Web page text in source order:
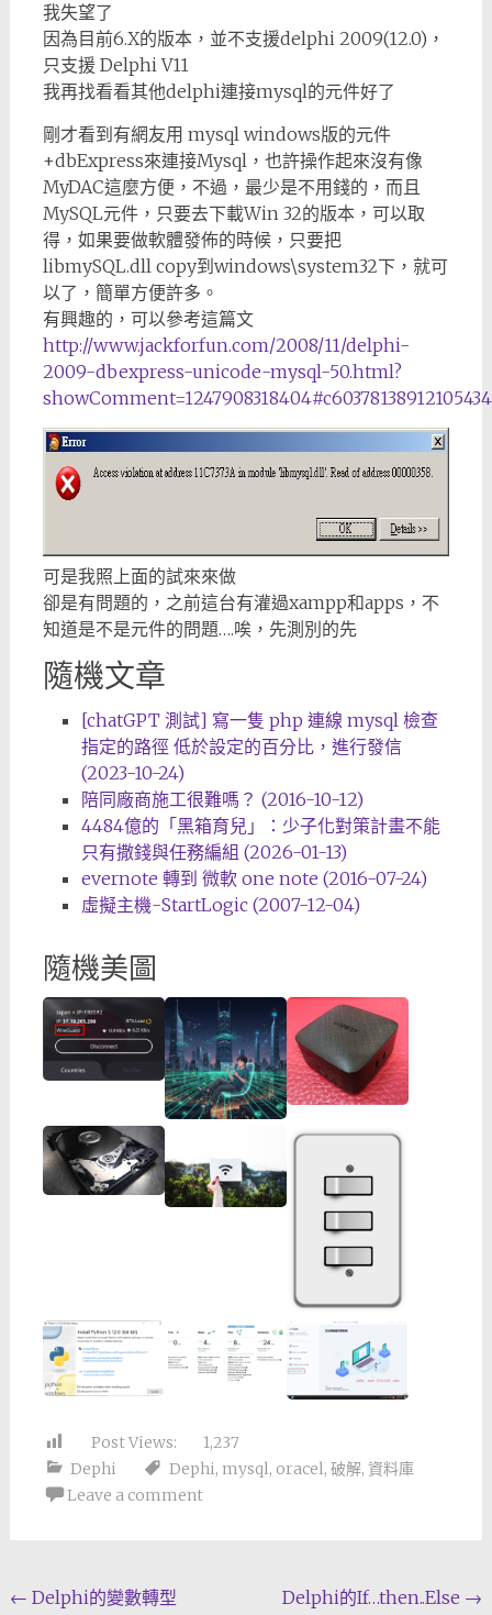
我失望了
因為目前6.X的版本，並不支援delphi 2009(12.0)，
只支援 Delphi V11
我再找看看其他delphi連接mysql的元件好了
剛才看到有網友用 mysql windows版的元件
+dbExpress來連接Mysql，也許操作起來沒有像
MyDAC這麼方便，不過，最少是不用錢的，而且
MySQL元件，只要去下載Win 32的版本，可以取
得，如果要做軟體發佈的時候，只要把
libmySQL.dll copy到windows\system32下，就可
以了，簡單方便許多。
有興趣的，可以參考這篇文
http://www.jackforfun.com/2008/11/delphi-
2009-dbexpress-unicode-mysql-50.html?
可是我照上面的試來來做
卻是有問題的，之前這台有灌過xampp和apps，不
知道是不是元件的問題….唉，先測別的先
隨機文章
[chatGPT 測試] 寫一隻 php 連線 mysql 檢查
指定的路徑 低於設定的百分比，進行發信
(2023-10-24)
陪同廠商施工很難嗎？ (2016-10-12)
4484億的「黑箱育兒」：少子化對策計畫不能
只有撒錢與任務編組 (2026-01-13)
evernote 轉到 微軟 one note (2016-07-24)
虛擬主機-StartLogic (2007-12-04)
隨機美圖
Post Views:
1,237
Dephi
Dephi, mysql, oracel, 破解, 資料庫
Leave a comment
Post
← Delphi的變數轉型 Delphi的If…then..Else →